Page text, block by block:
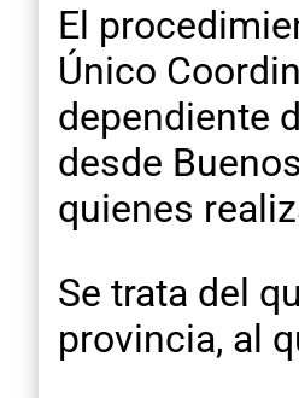
El
Único
dependiente
desde
quienes
Se trata del
provincia, al